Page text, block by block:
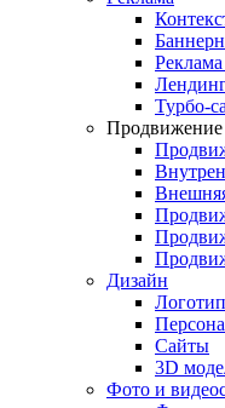
Турбо-
Продвижение
Дизайн
Сайты
3D
Фото и